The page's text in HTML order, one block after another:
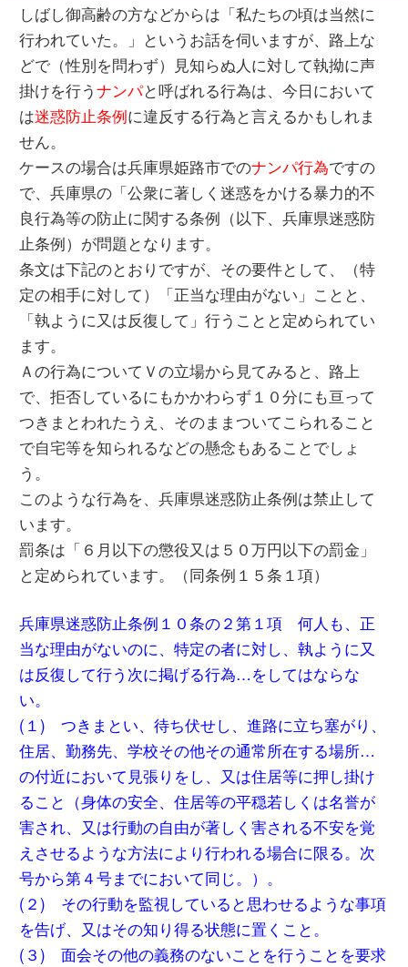
しばし御高齢の方などからは「私たちの頃は当然に
行われていた。」というお話を伺いますが、路上な
どで（性別を問わず）見知らぬ人に対して執拗に声
掛けを行うナンパと呼ばれる行為は、今日において
は迷惑防止条例に違反する行為と言えるかもしれま
せん。
ケースの場合は兵庫県姫路市でのナンパ行為ですの
で、兵庫県の「公衆に著しく迷惑をかける暴力的不
良行為等の防止に関する条例（以下、兵庫県迷惑防
止条例）が問題となります。
条文は下記のとおりですが、その要件として、（特
定の相手に対して）「正当な理由がない」ことと、
「執ように又は反復して」行うことと定められてい
ます。
Ａの行為についてＶの立場から見てみると、路上
で、拒否しているにもかかわらず１０分にも亘って
つきまとわれたうえ、そのままついてこられること
で自宅等を知られるなどの懸念もあることでしょ
う。
このような行為を、兵庫県迷惑防止条例は禁止して
います。
罰条は「６月以下の懲役又は５０万円以下の罰金」
と定められています。（同条例１５条１項）
兵庫県迷惑防止条例１０条の２第１項 何人も、正
当な理由がないのに、特定の者に対し、執ように又
は反復して行う次に掲げる行為…をしてはならな
い。
(１) つきまとい、待ち伏せし、進路に立ち塞がり、
住居、勤務先、学校その他その通常所在する場所…
の付近において見張りをし、又は住居等に押し掛け
ること（身体の安全、住居等の平穏若しくは名誉が
害され、又は行動の自由が著しく害される不安を覚
えさせるような方法により行われる場合に限る。次
号から第４号までにおいて同じ。）。
(２) その行動を監視していると思わせるような事項
を告げ、又はその知り得る状態に置くこと。
(３) 面会その他の義務のないことを行うことを要求